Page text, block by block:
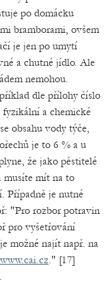
po domácku
bramborami, ovšem
je jen po umytí
a chutné jídlo. Ale
nemohou.
dle přílohy číslo
a chemické
obsahu vody týče,
je to 6 % a u
že jako pěstitelé
musíte mít na to
Případně je nutné
"Pro rozbor potravin
pro vyšetřování
možné najít např. na
www.cai.cz." [17]